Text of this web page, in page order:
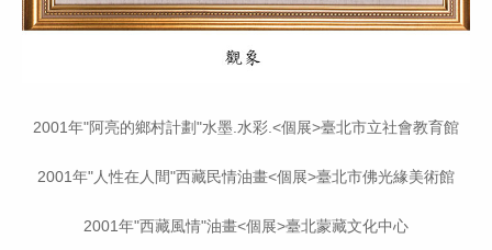
2001年"阿亮的鄉村計劃"水墨.水彩.<個展>臺北市立社會教育館
2001年"人性在人間"西藏民情油畫<個展>臺北市佛光緣美術館
2001年"西藏風情"油畫<個展>臺北蒙藏文化中心